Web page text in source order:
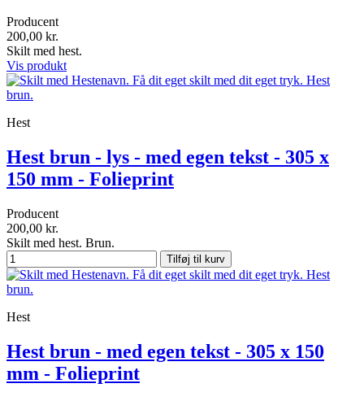
Producent
200,00 kr.
Skilt med hest.
Vis produkt
Hest
Hest brun - lys - med egen tekst - 305 x
150 mm - Folieprint
Producent
200,00 kr.
Skilt med hest. Brun.
Tilføj til kurv
Hest
Hest brun - med egen tekst - 305 x 150
mm - Folieprint